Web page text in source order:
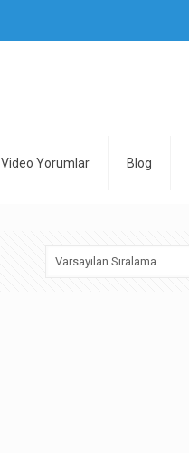
Video Yorumlar Blog